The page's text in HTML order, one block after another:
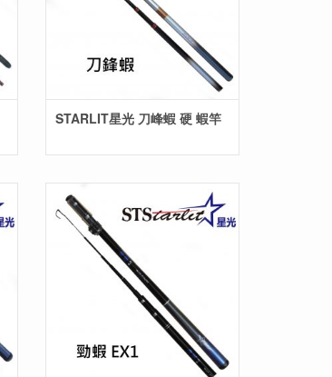
STARLIT星光 刀峰蝦 硬 蝦竿